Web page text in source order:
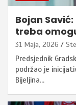
Bojan
treba
31 Maja, 2026
Predsjednik
podržao je
Bijeljina…